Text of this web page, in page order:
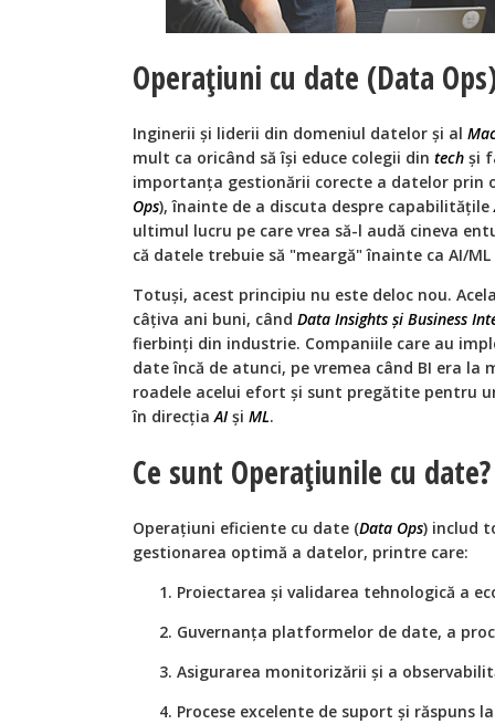
Operațiuni cu date (Data
Inginerii și liderii din domeniul datelor și al
mult ca oricând să își educe colegii din tech și
importanța gestionării corecte a datelor prin
Ops), înainte de a discuta despre capabilitățile
ultimul lucru pe care vrea să-l audă cineva
că datele trebuie să "meargă" înainte ca AI/
Totuși, acest principiu nu este deloc nou.
câțiva ani buni, când Data Insights și Business
fierbinți din industrie. Companiile care au
date încă de atunci, pe vremea când BI era la
roadele acelui efort și sunt pregătite pentru
în direcțiaAIși ML.
Ce sunt Operațiunile cu date?
Operațiuni eficiente cu date (Data Ops) includ
gestionarea optimă a datelor, printre care:
Proiectarea și validarea tehnologică a
Guvernanța platformelor de date, a
Asigurarea monitorizării și a
Procese excelente de suport și răspuns